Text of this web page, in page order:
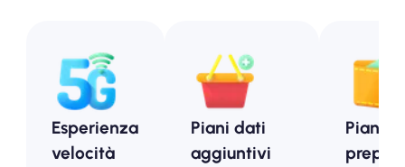
Esperienza
velocità
Piani dati
aggiuntivi
Piani